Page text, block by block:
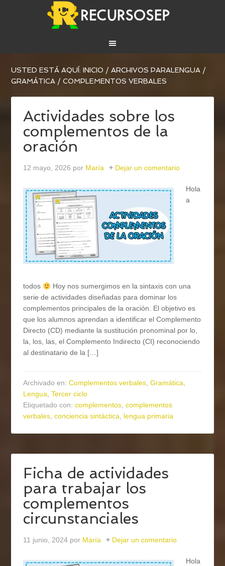
USTED ESTÁ AQUÍ:INICIO / ARCHIVOS PARALENGUA /
GRAMÁTICA / COMPLEMENTOS VERBALES
Actividades sobre los
complementos de la
oración
12 mayo, 2026 por María Dejar un comentario
Hola
a
todos
Hoy nos sumergimos en la sintaxis con una
serie de actividades diseñadas para dominar los
complementos principales de la oración. El objetivo es
que los alumnos aprendan a identificar el Complemento
Directo (CD) mediante la sustitución pronominal por lo,
la, los, las, el Complemento Indirecto (CI) reconociendo
al destinatario de la […]
Archivado en:Complementos verbales,Gramática,
Lengua,Tercer ciclo
Etiquetado con:complementos,complementos
verbales,conciencia sintáctica, lengua primaria
Ficha de actividades
para trabajar los
complementos
circunstanciales
11 junio, 2024 por María Dejar un comentario
Hola